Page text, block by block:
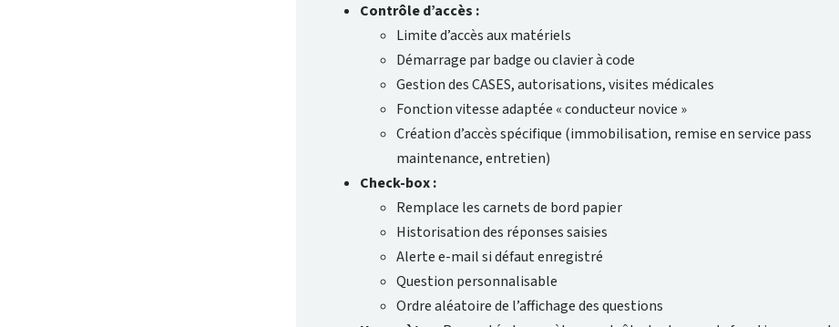
Contrôle d’accès :
Limite d’accès aux matériels
Démarrage par badge ou clavier à code
Gestion des CASES, autorisations, visites médicales
Fonction vitesse adaptée « conducteur novice »
Création d’accès spécifique (immobilisation, remise en service pass
maintenance, entretien)
Check-box :
Remplace les carnets de bord papier
Historisation des réponses saisies
Alerte e-mail si défaut enregistré
Question personnalisable
Ordre aléatoire de l’affichage des questions